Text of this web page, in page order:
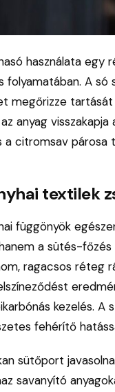
használata egy
folyamatában. A só
megőrizze
az anyag
a citromsav párosa
textilek
függönyök
a sütés-főzés
ragacsos réteg
kezelés. A
fehérítő
sütőport
savanyító